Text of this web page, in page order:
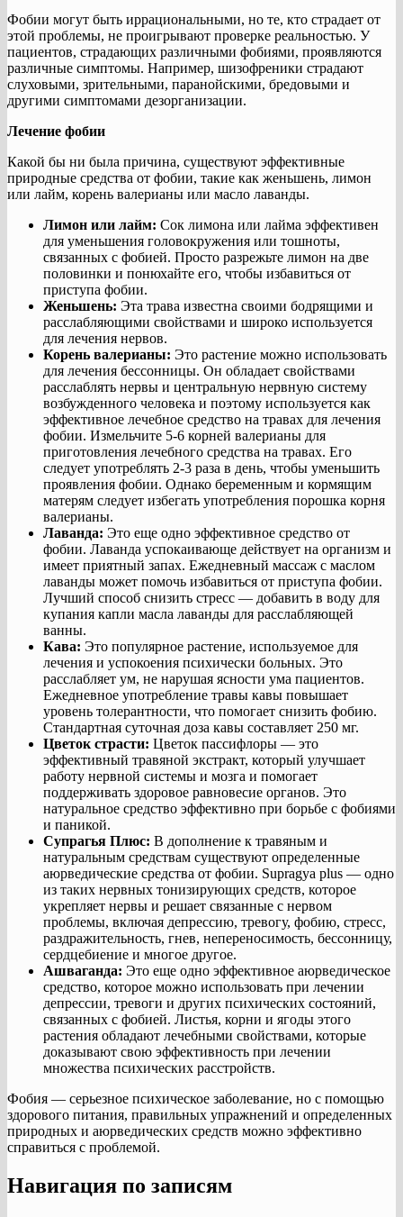
Фобии могут быть иррациональными, но те, кто страдает от
этой проблемы, не проигрывают проверке реальностью. У
пациентов, страдающих различными фобиями, проявляются
различные симптомы. Например, шизофреники страдают
слуховыми, зрительными, паранойскими, бредовыми и
другими симптомами дезорганизации.
Лечение фобии
Какой бы ни была причина, существуют эффективные
природные средства от фобии, такие как женьшень, лимон
или лайм, корень валерианы или масло лаванды.
Лимон или лайм: Сок лимона или лайма эффективен
для уменьшения головокружения или тошноты,
связанных с фобией. Просто разрежьте лимон на две
половинки и понюхайте его, чтобы избавиться от
приступа фобии.
Женьшень: Эта трава известна своими бодрящими и
расслабляющими свойствами и широко используется
для лечения нервов.
Корень валерианы: Это растение можно использовать
для лечения бессонницы. Он обладает свойствами
расслаблять нервы и центральную нервную систему
возбужденного человека и поэтому используется как
эффективное лечебное средство на травах для лечения
фобии. Измельчите 5-6 корней валерианы для
приготовления лечебного средства на травах. Его
следует употреблять 2-3 раза в день, чтобы уменьшить
проявления фобии. Однако беременным и кормящим
матерям следует избегать употребления порошка корня
валерианы.
Лаванда: Это еще одно эффективное средство от
фобии. Лаванда успокаивающе действует на организм и
имеет приятный запах. Ежедневный массаж с маслом
лаванды может помочь избавиться от приступа фобии.
Лучший способ снизить стресс — добавить в воду для
купания капли масла лаванды для расслабляющей
ванны.
Кава: Это популярное растение, используемое для
лечения и успокоения психически больных. Это
расслабляет ум, не нарушая ясности ума пациентов.
Ежедневное употребление травы кавы повышает
уровень толерантности, что помогает снизить фобию.
Стандартная суточная доза кавы составляет 250 мг.
Цветок страсти: Цветок пассифлоры — это
эффективный травяной экстракт, который улучшает
работу нервной системы и мозга и помогает
поддерживать здоровое равновесие органов. Это
натуральное средство эффективно при борьбе с фобиями
и паникой.
Супрагья Плюс: В дополнение к травяным и
натуральным средствам существуют определенные
аюрведические средства от фобии. Supragya plus — одно
из таких нервных тонизирующих средств, которое
укрепляет нервы и решает связанные с нервом
проблемы, включая депрессию, тревогу, фобию, стресс,
раздражительность, гнев, непереносимость, бессонницу,
сердцебиение и многое другое.
Ашваганда: Это еще одно эффективное аюрведическое
средство, которое можно использовать при лечении
депрессии, тревоги и других психических состояний,
связанных с фобией. Листья, корни и ягоды этого
растения обладают лечебными свойствами, которые
доказывают свою эффективность при лечении
множества психических расстройств.
Фобия — серьезное психическое заболевание, но с помощью
здорового питания, правильных упражнений и определенных
природных и аюрведических средств можно эффективно
справиться с проблемой.
Навигация по записям